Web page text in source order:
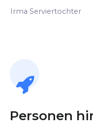
Irma Serviertochter
Personen